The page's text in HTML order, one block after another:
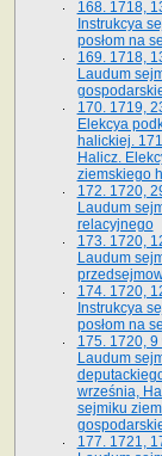
168. 1718,
Instrukcya
posłom na
169. 1718,
Laudum
170. 1719,
Elekcya
halickiej.
Halicz.
ziemskiego
172. 1720,
Laudum
relacyjnego
173. 1720,
Laudum
174. 1720,
Instrukcya
posłom na
175. 1720,
Laudum
września,
sejmiku
177. 1721,